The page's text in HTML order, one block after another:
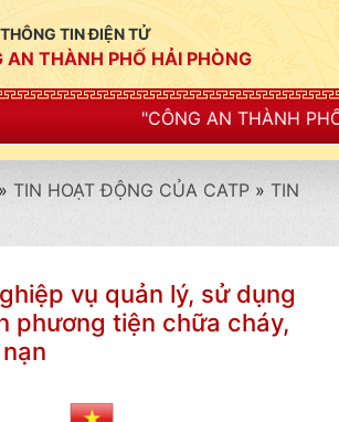
TIN ĐIỆN TỬ
AN THÀNH PHỐ HẢI PHÒNG
"CÔNG AN THÀNH PHỐ HẢI PHÒNG
» TIN HOẠT ĐỘNG CỦA CATP » TIN
vụ quản lý, sử dụng
phương tiện chữa cháy,